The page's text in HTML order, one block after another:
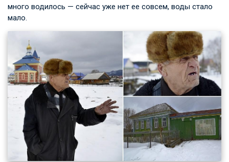
много водилось — сейчас уже нет ее совсем, воды стало
мало.